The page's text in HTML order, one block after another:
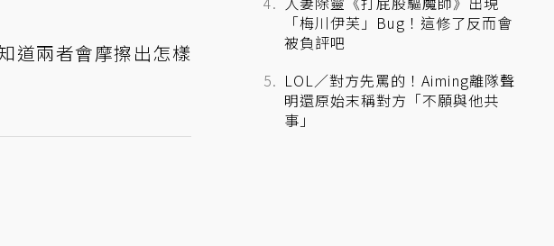
道兩者會摩擦出怎樣
「梅川伊芙」Bug！這修了反而會
被負評吧
LOL／對方先罵的！Aiming離隊聲
明還原始末稱對方「不願與他共
事」